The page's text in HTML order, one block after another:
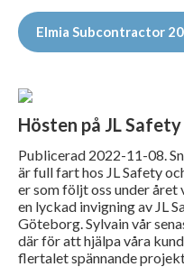
Elmia Subcontractor
Hösten på JL Safety
Publicerad 2022-11-08.
är full fart hos JL Safety
er som följt oss under
en lyckad invigning av JL
Göteborg. Sylvain vår
där för att hjälpa våra
flertalet spännande